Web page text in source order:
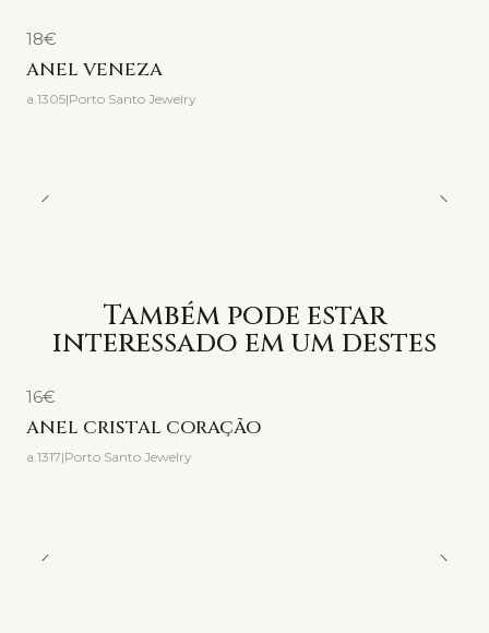
18€
ANEL VENEZA
a.1305|Porto Santo Jewelry
Também pode estar
interessado em um destes
16€
ANEL CRISTAL CORAÇÃO
a.1317|Porto Santo Jewelry